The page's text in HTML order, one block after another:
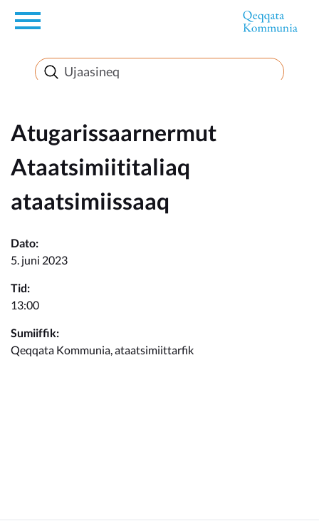
en
Innuttaasunut
Inuussutissarsiorneq
Politikki
Takornariat
Kommunimi pilersaarut
Atugarissaarnermut
Ataatsimiititaliaq
ataatsimiissaaq
Dato:
5. juni 2023
Tid:
13:00
Sumiiffik:
Qeqqata Kommunia, ataatsimiittarfik